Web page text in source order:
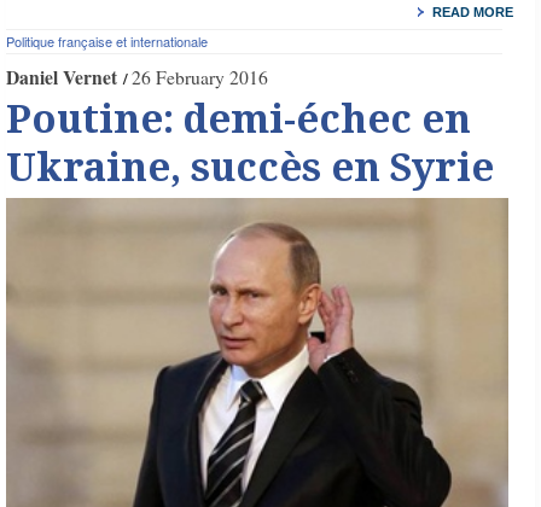
READ MORE
Politique française et internationale
Daniel Vernet 26 February 2016
Poutine: demi-échec en
Ukraine, succès en Syrie